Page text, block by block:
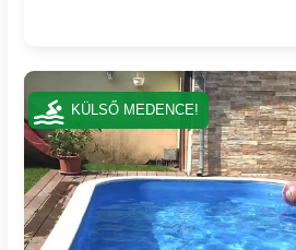
KÜLSŐ MEDENCE!